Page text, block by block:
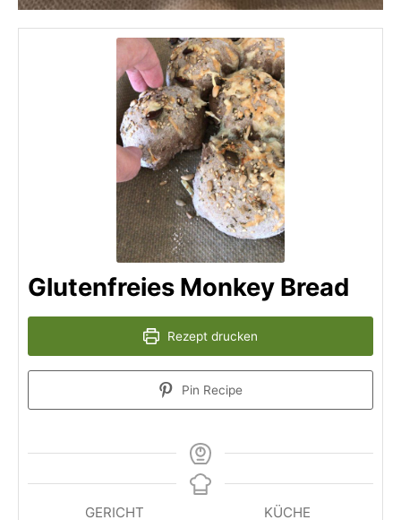
Glutenfreies Monkey Bread
Rezept drucken
Pin Recipe
GERICHT KÜCHE